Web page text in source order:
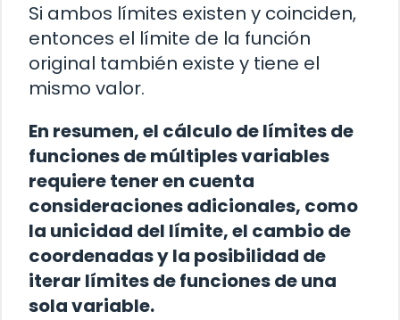
Si ambos límites existen y coinciden,
entonces el límite de la función
original también existe y tiene el
mismo valor.
En resumen, el cálculo de límites de
funciones de múltiples variables
requiere tener en cuenta
consideraciones adicionales, como
la unicidad del límite, el cambio de
coordenadas y la posibilidad de
iterar límites de funciones de una
sola variable.